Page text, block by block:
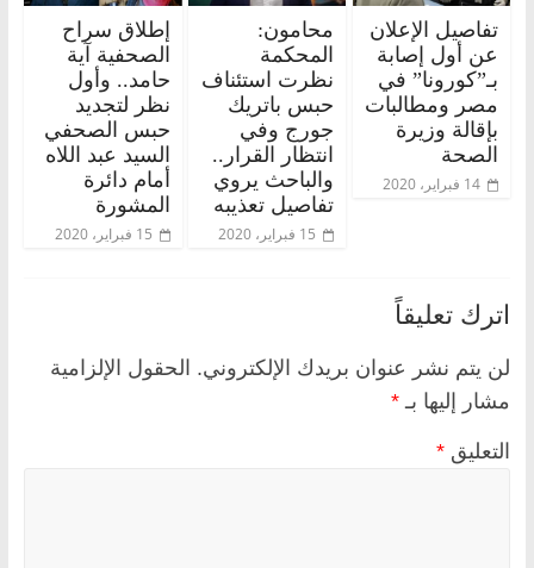
تفاصيل الإعلان
عن أول إصابة
بـ”كورونا” في
مصر ومطالبات
بإقالة وزيرة
الصحة
14 فبراير، 2020
محامون:
المحكمة
نظرت استئناف
حبس باتريك
جورج وفي
انتظار القرار..
والباحث يروي
تفاصيل تعذيبه
15 فبراير، 2020
إطلاق سراح
الصحفية آية
حامد.. وأول
نظر لتجديد
حبس الصحفي
السيد عبد اللاه
أمام دائرة
المشورة
15 فبراير، 2020
اترك تعليقاً
لن يتم نشر عنوان بريدك الإلكتروني. الحقول الإلزامية
مشار إليها بـ *
التعليق *